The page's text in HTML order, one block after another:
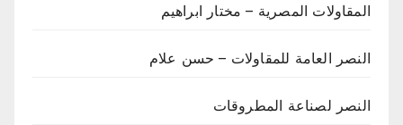
المقاولات المصرية – مختار ابراهيم
النصر العامة للمقاولات – حسن علام
النصر لصناعة المطروقات